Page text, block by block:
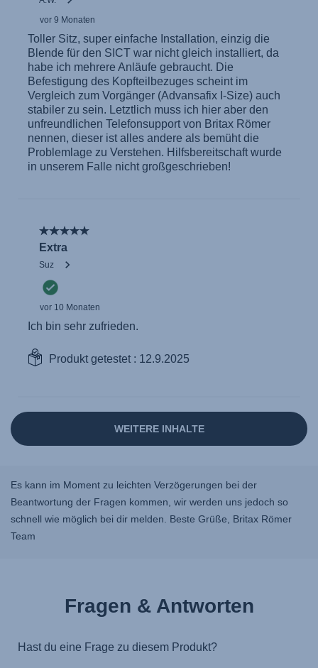
Es kann im Moment zu leichten Verzögerungen bei der
Beantwortung der Fragen kommen, wir werden uns jedoch so
schnell wie möglich bei dir melden. Beste Grüße, Britax Römer
Team
Fragen & Antworten